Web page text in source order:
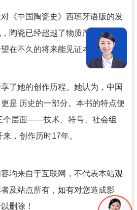
中国陶瓷史》西班牙语版的发
陶瓷已经超越了物质产品，成为
在不久的将来能见证本书阿拉伯
她的创作历程。她认为，中国
是 历史的一部分。本书的特点便
个层面——技术、符号、社会组
，创作历时17年。
均来自于互联网，不代表本站观
及站点所有，如有对您造成影
删除！